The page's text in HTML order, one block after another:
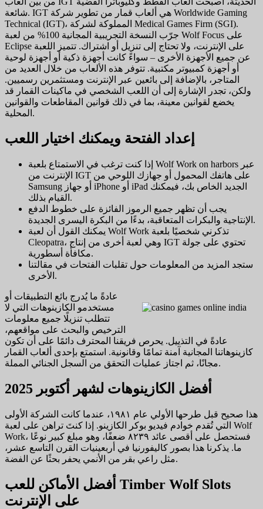
شائعة. IGT هي ألعاب قمار من تطوير شركة Worldwide Gaming
Technical (IGT)، المملوكة لشركة Medical Games Firm (SGI).
جرّب النسخة التجريبية المجانية 100% من لعبة Wolf Focus على
Eclipse على الإنترنت، ولا تحتاج إلى تنزيل أو اشتراك. تتميز اللعبة
عن جميع الأجهزة الأخرى – سواءً كانت أجهزة ذكية أو أجهزة لوحية
أو أجهزة كمبيوتر مكتبية. تتوفر هذه الألعاب من خلال العديد من
المتاجر، بالإضافة إلى بائعين عبر الإنترنت ومستثمرين رسميين.
ولكن، تجدر الإشارة إلى أن اللعب الشخصي في ماكينات القمار قد
يخضع لقوانين معينة، بما في ذلك قوانين المقاطعات والقوانين
المحلية.
إعداد الفتحة ويمكنك اختيار اللعب
إذا كنت ترغب في الاستمتاع بلعبة Wolf Work on harbors عبر
الإنترنت من IGT على هاتفك المحمول أو جهازك اللوحي من
Samsung أو جهاز iPhone أو iPad الجديد الخاص بك، فيمكنك
القيام بذلك.
يجب أن تظهر جميع الرموز الفائزة على خطوط الدفع
الإنتاجية والبكرات المتعاقبة، بدءًا من البكرة اليسرى الجديدة.
يمكنك القول أن لعبة Wolf Work تذكرني شخصيًا بلعبة
Cleopatra، وهي لعبة أخرى من إنتاج IGT تحتوي على جولة
مكافأة أسطورية.
ستجد المزيد من المعلومات حول تقلبات الفتحات في مقالتنا
الأخرى.
عادةً ما يُدرج بائع التطبيقات أو
مستخدمو الكازينوهات التي لا
تتطلب تنزيلًا جميع معلومات
الترخيص والبحث على مواقعهم،
عادةً في التذييل. يحرص فريقنا المحترف دائمًا على أن تكون
كازينوهاتنا المجانية آمنة تمامًا وقانونية. استمتع بإحدى ألعاب القمار
مجانًا، ثم اجتاز عمليات التحقق من السجل الجنائي المملة.
أفضل الكازينوهات لشهر أكتوبر 2025
هذا صحيح قبل طرحها الأولي عام ١٩٨١، عندما كانت الشركة الأولى
التي تُقدم خوادم فيديو بوكر الكازينو. إذا كنتَ تراهن على لعبة Wolf
Work، فستحصل على أقصى عائد ٨٢٣٩ ضعفًا، وهو مبلغ كبير نوعًا
ما. يذكرنا هذا بصور كاليفورنيا في أربعينيات القرن التاسع عشر،
مثل راعي بقر من الأنمي يحفر بحثًا عن الفضة.
أفضل الأماكن للعب Timber Wolf Slots
على الإنترنت